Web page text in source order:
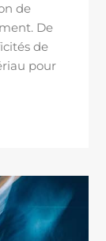
de
De
de
pour